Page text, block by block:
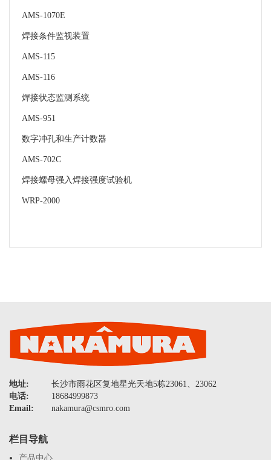
AMS-1070E
焊接条件监视装置
AMS-115
AMS-116
焊接状态监测系统
AMS-951
数字冲孔和生产计数器
AMS-702C
焊接螺母强入焊接强度试验机
WRP-2000
地址:
长沙市雨花区复地星光天地5栋23061、23062
电话:
18684999873
Email:
nakamura@csmro.com
栏目导航
产品中心